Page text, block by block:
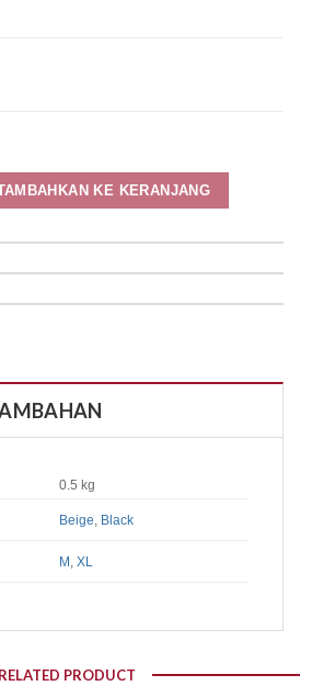
KE KERANJANG
0.5 kg
Beige Black
M ,XL
RELATED PRODUCT